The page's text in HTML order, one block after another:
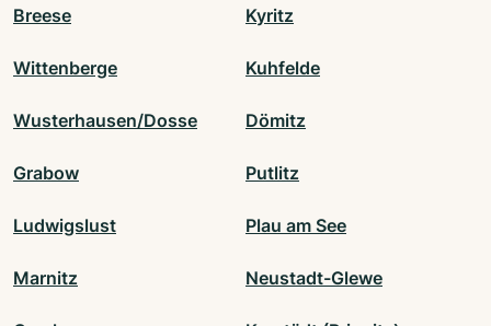
Breese Kyritz
Wittenberge Kuhfelde
Wusterhausen/Dosse Dömitz
Grabow Putlitz
Ludwigslust Plau am See
Marnitz Neustadt-Glewe